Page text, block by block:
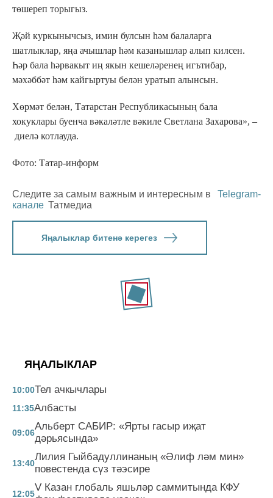
төшереп торыгыз.
Җәй куркынычсыз, имин булсын һәм балаларга
шатлыклар, яңа ачышлар һәм казанышлар алып килсен.
Һәр бала һәрвакыт иң якын кешеләренең игътибар,
мәхәббәт һәм кайгыртуы белән уратып алынсын.
Хөрмәт белән, Татарстан Республикасының бала
хокуклары буенча вәкаләтле вәкиле Светлана Захарова», –
диелә котлауда.
Фото: Татар-информ
Следите за самым важным и интересным в
Telegram-
канале Татмедиа
Яңалыклар битенә керегез
ЯҢАЛЫКЛАР
10:00Тел ачкычлары
11:35Албасты
09:06
Альберт САБИР: «Ярты гасыр иҗат
дәрьясында»
13:40
Лилия Гыйбадуллинаның «Әлиф ләм мин»
повестенда сүз тәэсире
12:05
V Казан глобаль яшьләр саммитында КФУ